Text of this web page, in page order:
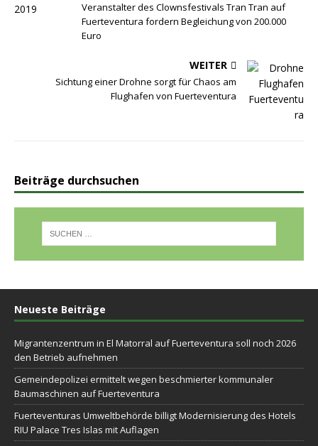
Veranstalter des Clownsfestivals Tran Tran auf
Fuerteventura fordern Begleichung von 200.000
Euro
WEITER
Sichtung einer Drohne sorgt für Chaos am
Flughafen von Fuerteventura
Beiträge durchsuchen
Neueste Beiträge
Migrantenzentrum in El Matorral auf Fuerteventura soll noch 2026
den Betrieb aufnehmen
Gemeindepolizei ermittelt wegen beschmierter kommunaler
Baumaschinen auf Fuerteventura
Fuerteventuras Umweltbehörde billigt Modernisierung des Hotels
RIU Palace Tres Islas mit Auflagen